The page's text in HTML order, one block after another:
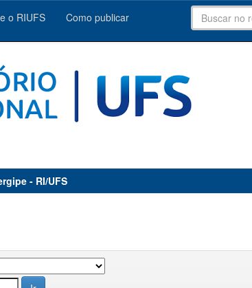
o RIUFS Como publicar
- RI/UFS